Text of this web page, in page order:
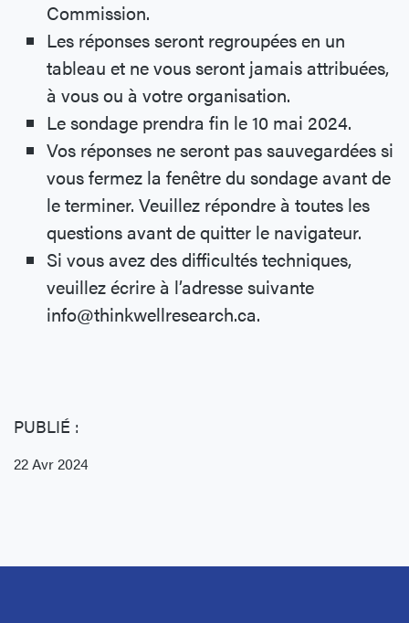
PUBLIÉ :
22 Avr 2024
Commission.
Les réponses seront regroupées en un
tableau et ne vous seront jamais attribuées,
à vous ou à votre organisation.
Le sondage prendra fin le 10 mai 2024.
Vos réponses ne seront pas sauvegardées si
vous fermez la fenêtre du sondage avant de
le terminer. Veuillez répondre à toutes les
questions avant de quitter le navigateur.
Si vous avez des difficultés techniques,
veuillez écrire à l’adresse suivante
info@thinkwellresearch.ca.